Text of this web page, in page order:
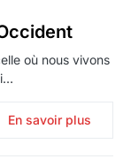
où nous vivons
En savoir plus